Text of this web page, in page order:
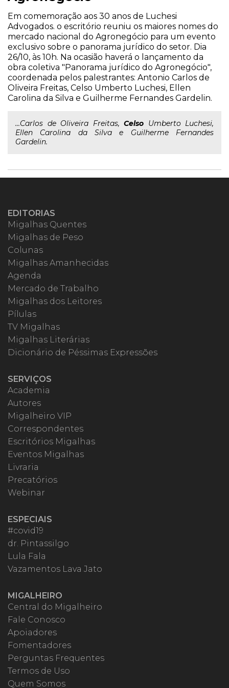
Em comemoração aos 30 anos de Luchesi
Advogados. o escritório reuniu os maiores nomes do
mercado nacional do Agronegócio para um evento
exclusivo sobre o panorama jurídico do setor. Dia
26/10, às 10h. Na ocasião haverá o lançamento da
obra coletiva "Panorama jurídico do Agronegócio",
coordenada pelos palestrantes: Antonio Carlos de
Oliveira Freitas, Celso Umberto Luchesi, Ellen
Carolina da Silva e Guilherme Fernandes Gardelin.
...Carlos de Oliveira Freitas, Celso Umberto Luchesi,
Ellen Carolina da Silva e Guilherme Fernandes
Gardelin.
EDITORIAS
Migalhas Quentes
Migalhas de Peso
Colunas
Migalhas Amanhecidas
Agenda
Mercado de Trabalho
Migalhas dos Leitores
Pílulas
TV Migalhas
Migalhas Literárias
Dicionário de Péssimas Expressões
SERVIÇOS
Academia
Autores
Migalheiro VIP
Correspondentes
Escritórios Migalhas
Eventos Migalhas
Livraria
Precatórios
Webinar
ESPECIAIS
#covid19
dr. Pintassilgo
Lula Fala
Vazamentos Lava Jato
MIGALHEIRO
Central do Migalheiro
Fale Conosco
Apoiadores
Fomentadores
Perguntas Frequentes
Termos de Uso
Quem Somos